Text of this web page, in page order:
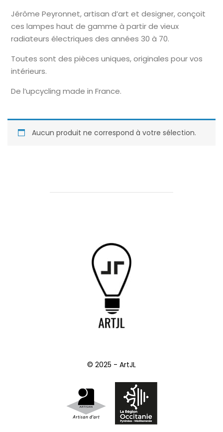
Jérôme Peyronnet, artisan d’art et designer, conçoit
ces lampes haut de gamme à partir de vieux
radiateurs électriques des années 30 à 70.
Toutes sont des pièces uniques, originales pour vos
intérieurs.
De l’upcycling made in France.
Aucun produit ne correspond à votre sélection.
© 2025 - ArtJL